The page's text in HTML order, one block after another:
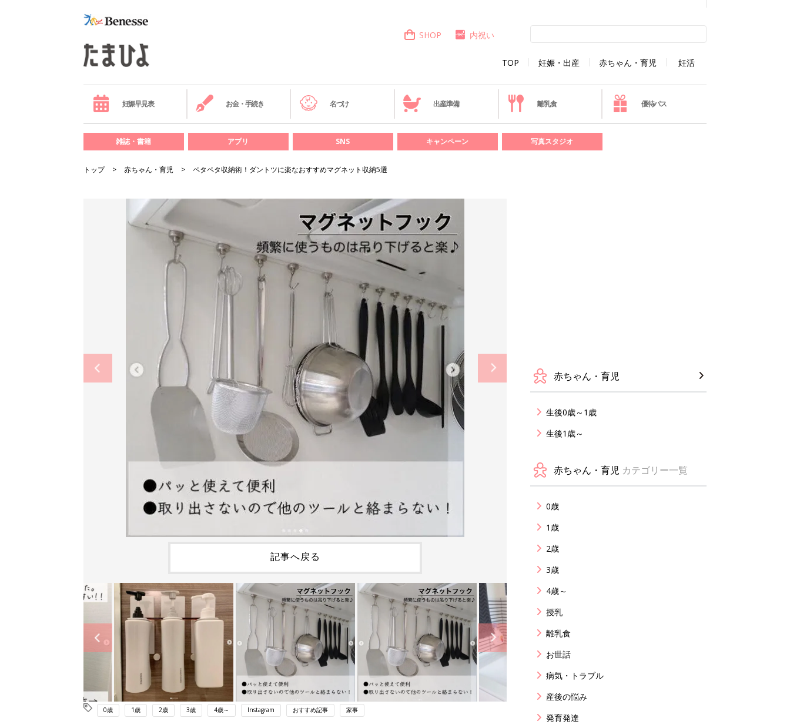
TOP 妊娠・出産 赤ちゃん・育児 妊活
SHOP 内祝い
妊娠早見表 お金・手続き 名づけ 出産準備 離乳食 優待パス
雑誌・書籍 アプリ SNS キャンペーン 写真スタジオ
トップ 赤ちゃん・育児 ペタペタ収納術！ダントツに楽なおすすめマグネット収納5選
記事へ戻る
0歳 1歳 2歳 3歳 4歳～ Instagram おすすめ記事 家事
赤ちゃん・育児
生後0歳～1歳
生後1歳～
赤ちゃん・育児 カテゴリー一覧
0歳
1歳
2歳
3歳
4歳～
授乳
離乳食
お世話
病気・トラブル
産後の悩み
発育発達